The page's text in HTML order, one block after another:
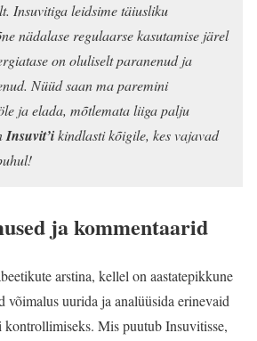
Insuvitiga leidsime täiusliku
nädalase regulaarse kasutamise järel
on oluliselt paranenud ja
Nüüd saan ma paremini
ja elada, mõtlemata liiga palju
Insuvit’ikindlasti kõigile, kes vajavad
ja kommentaarid
arstina, kellel on aastatepikkune
võimalus uurida ja analüüsida erinevaid
kontrollimiseks. Mis puutub Insuvitisse,